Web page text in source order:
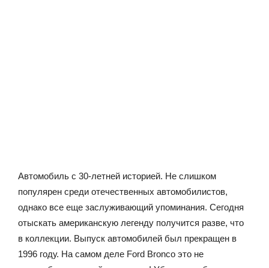
Автомобиль с 30-летней историей. Не слишком
популярен среди отечественных автомобилистов,
однако все еще заслуживающий упоминания. Сегодня
отыскать американскую легенду получится разве, что
в коллекции. Выпуск автомобилей был прекращен в
1996 году. На самом деле Ford Bronco это не